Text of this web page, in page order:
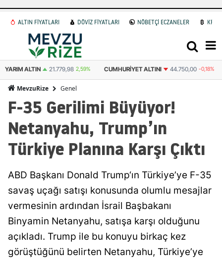
ALTIN FİYATLARI DÖVİZ FİYATLARI NÖBETÇİ ECZANELER
CUMHURIYET ALTINI 44.750,00 -0,18% ATA ALTIN 44.507,00 2,54%
MevzuRize Genel
F-35 Gerilimi Büyüyor!
Netanyahu, Trump’ın
Türkiye Planına Karşı Çıktı
ABD Başkanı Donald Trump‘ın Türkiye’ye F-35
savaş uçağı satışı konusunda olumlu mesajlar
vermesinin ardından İsrail Başbakanı
Binyamin Netanyahu, satışa karşı olduğunu
açıkladı. Trump ile bu konuyu birkaç kez
görüştüğünü belirten Netanyahu, Türkiye’ye